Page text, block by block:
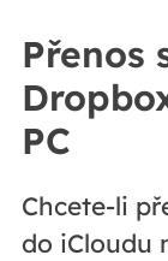
Přenos
PC
Chcete-li
do iCloudu